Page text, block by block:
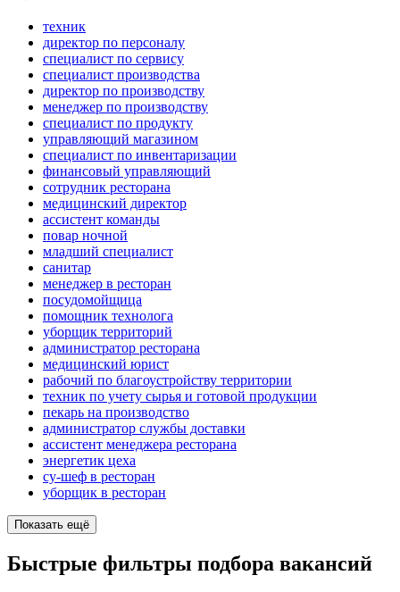
техник
директор по персоналу
специалист по сервису
специалист производства
директор по производству
менеджер по производству
специалист по продукту
управляющий магазином
специалист по инвентаризации
финансовый управляющий
сотрудник ресторана
медицинский директор
ассистент команды
повар ночной
младший специалист
санитар
менеджер в ресторан
посудомойщица
помощник технолога
уборщик территорий
администратор ресторана
медицинский юрист
рабочий по благоустройству территории
техник по учету сырья и готовой продукции
пекарь на производство
администратор службы доставки
ассистент менеджера ресторана
энергетик цеха
су-шеф в ресторан
уборщик в ресторан
Показать ещё
Быстрые фильтры подбора вакансий